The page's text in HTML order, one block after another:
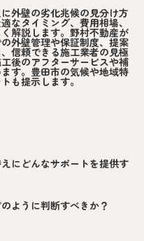
外壁の劣化兆候の見分け方
なタイミング、費用相場、
解説します。野村不動産が
外壁管理や保証制度、提案
信頼できる施工業者の見極
後のアフターサービスや補
す。豊田市の気候や地域特
も提示します。
にどんなサポートを提供す
ように判断すべきか？